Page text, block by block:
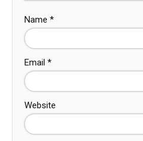
Name *
Email *
Website